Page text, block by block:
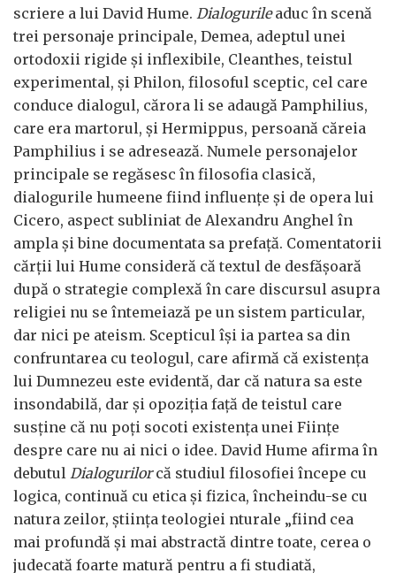
scriere a lui David Hume. Dialogurileaduc în scenă
trei personaje principale, Demea, adeptul unei
ortodoxii rigide și inflexibile, Cleanthes, teistul
experimental, și Philon, filosoful sceptic, cel care
conduce dialogul, cărora li se adaugă Pamphilius,
care era martorul, și Hermippus, persoană căreia
Pamphilius i se adresează. Numele personajelor
principale se regăsesc în filosofia clasică,
dialogurile humeene fiind influențe și de opera lui
Cicero, aspect subliniat de Alexandru Anghel în
ampla și bine documentata sa prefață. Comentatorii
cărții lui Hume consideră că textul de desfășoară
după o strategie complexă în care discursul asupra
religiei nu se întemeiază pe un sistem particular,
dar nici pe ateism. Scepticul își ia partea sa din
confruntarea cu teologul, care afirmă că existența
lui Dumnezeu este evidentă, dar că natura sa este
insondabilă, dar și opoziția față de teistul care
susține că nu poți socoti existența unei Ființe
despre care nu ai nici o idee. David Hume afirma în
debutul Dialogurilorcă studiul filosofiei începe cu
logica, continuă cu etica și fizica, încheindu-se cu
natura zeilor, știința teologiei nturale „fiind cea
mai profundă și mai abstractă dintre toate, cerea o
judecată foarte matură pentru a fi studiată,